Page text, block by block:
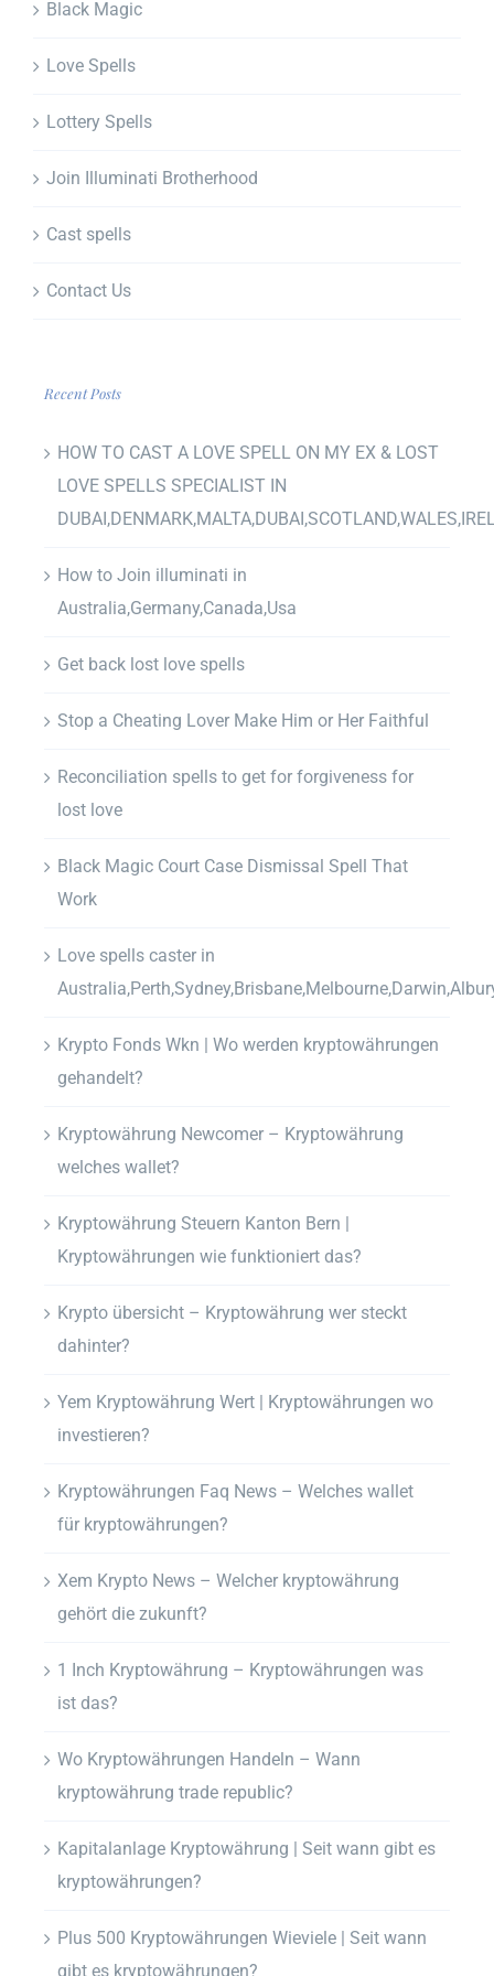
Black Magic
Love Spells
Lottery Spells
Join Illuminati Brotherhood
Cast spells
Contact Us
Recent Posts
HOW TO CAST A LOVE SPELL ON MY EX & LOST
LOVE SPELLS SPECIALIST IN
How to Join illuminati in
Australia,Germany,Canada,Usa
Get back lost love spells
Stop a Cheating Lover Make Him or Her Faithful
Reconciliation spells to get for forgiveness for
lost love
Black Magic Court Case Dismissal Spell That
Work
Love spells caster in
Krypto Fonds Wkn | Wo werden kryptowährungen
gehandelt?
Kryptowährung Newcomer – Kryptowährung
welches wallet?
Kryptowährung Steuern Kanton Bern |
Kryptowährungen wie funktioniert das?
Krypto übersicht – Kryptowährung wer steckt
dahinter?
Yem Kryptowährung Wert | Kryptowährungen wo
investieren?
Kryptowährungen Faq News – Welches wallet
für kryptowährungen?
Xem Krypto News – Welcher kryptowährung
gehört die zukunft?
1 Inch Kryptowährung – Kryptowährungen was
ist das?
Wo Kryptowährungen Handeln – Wann
kryptowährung trade republic?
Kapitalanlage Kryptowährung | Seit wann gibt es
kryptowährungen?
Plus 500 Kryptowährungen Wieviele | Seit wann
gibt es kryptowährungen?